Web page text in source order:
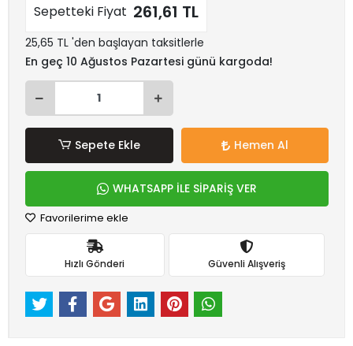
Sepetteki Fiyat 261,61 TL
25,65 TL 'den başlayan taksitlerle
En geç 10 Ağustos Pazartesi günü kargoda!
Sepete Ekle Hemen Al
WHATSAPP İLE SİPARİŞ VER
Favorilerime ekle
Hızlı Gönderi Güvenli Alışveriş